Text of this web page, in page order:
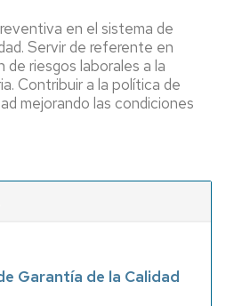
en el sistema de
Servir de referente en
riesgos laborales a la
Contribuir a la política de
mejorando las condiciones
Garantía de la Calidad